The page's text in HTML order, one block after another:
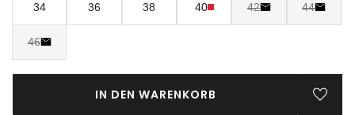
34 36 38 40 42 44
46
IN DEN WARENKORB